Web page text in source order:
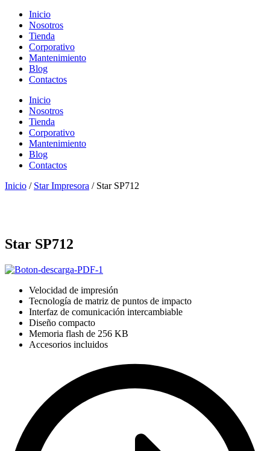
Inicio
Nosotros
Tienda
Corporativo
Mantenimiento
Blog
Contactos
Inicio
Nosotros
Tienda
Corporativo
Mantenimiento
Blog
Contactos
Inicio / Star Impresora / Star SP712
Star SP712
Velocidad de impresión
Tecnología de matriz de puntos de impacto
Interfaz de comunicación intercambiable
Diseño compacto
Memoria flash de 256 KB
Accesorios incluidos